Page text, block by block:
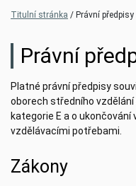
Titulní stránka Právní předpisy
Právní
Platné právní předpisy
oborech středního
kategorie E a o
vzdělávacími potřebami.
Zákony